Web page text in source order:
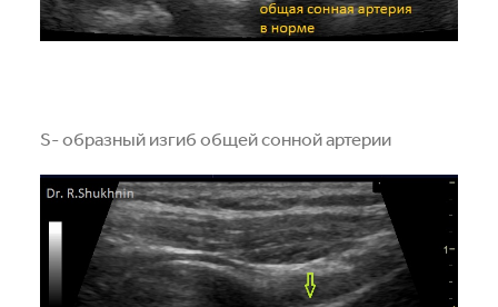
S- образный изгиб общей сонной артерии